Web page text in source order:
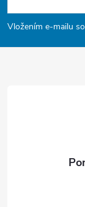
pVložením e-mailu